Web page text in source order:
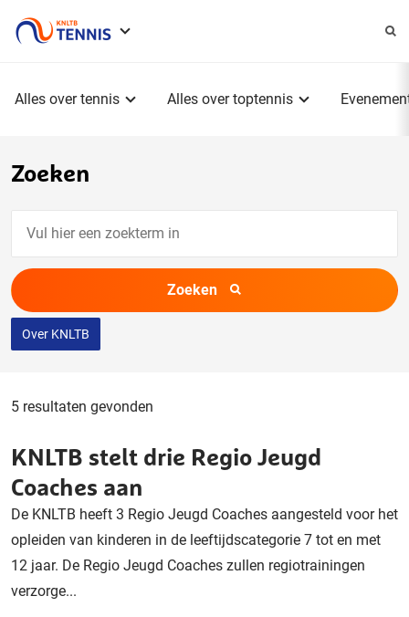
Alles over tennis Alles over toptennis
Zoeken
een
zoekterm
in
Zoeken
Over KNLTB
5 resultaten gevonden
KNLTB stelt drie Regio Jeugd
Coaches aan
De KNLTB heeft 3 Regio Jeugd Coaches aangesteld voor het
opleiden van kinderen in de leeftijdscategorie 7 tot en met
12 jaar. De Regio Jeugd Coaches zullen regiotrainingen
verzorge...